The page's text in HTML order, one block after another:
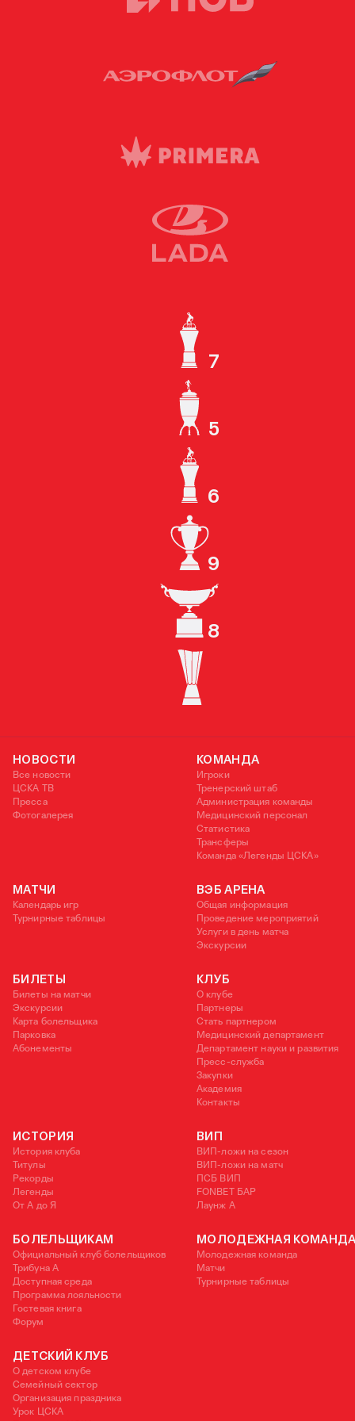
7
5
6
9
8
НОВОСТИ
Все новости
ЦСКА ТВ
Пресса
Фотогалерея
КОМАНДА
Игроки
Тренерский штаб
Администрация команды
Медицинский персонал
Статистика
Трансферы
Команда «Легенды ЦСКА»
МАТЧИ
Календарь игр
Турнирные таблицы
ВЭБ АРЕНА
Общая информация
Проведение мероприятий
Услуги в день матча
Экскурсии
БИЛЕТЫ
Билеты на матчи
Экскурсии
Карта болельщика
Парковка
Абонементы
КЛУБ
О клубе
Партнеры
Стать партнером
Медицинский департамент
Департамент науки и развития
Пресс-служба
Закупки
Академия
Контакты
ИСТОРИЯ
История клуба
Титулы
Рекорды
Легенды
От А до Я
ВИП
ВИП-ложи на сезон
ВИП-ложи на матч
ПСБ ВИП
FONBET БАР
Лаунж A
БОЛЕЛЬЩИКАМ
Официальный клуб болельщиков
Трибуна А
Доступная среда
Программа лояльности
Гостевая книга
Форум
МОЛОДЕЖНАЯ
Молодежная команда
Матчи
Турнирные таблицы
ДЕТСКИЙ КЛУБ
О детском клубе
Семейный сектор
Организация праздника
Урок ЦСКА